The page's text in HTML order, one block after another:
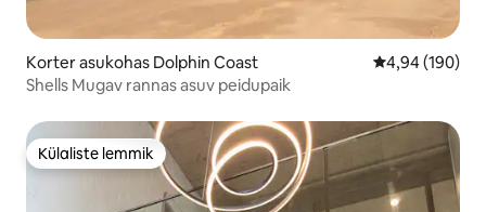
Korter asukohas Dolphin Coast Keskmine
4,94 (190)
Shells Mugav rannas asuv peidupaik
Külaliste lemmik
Külaliste lemmik